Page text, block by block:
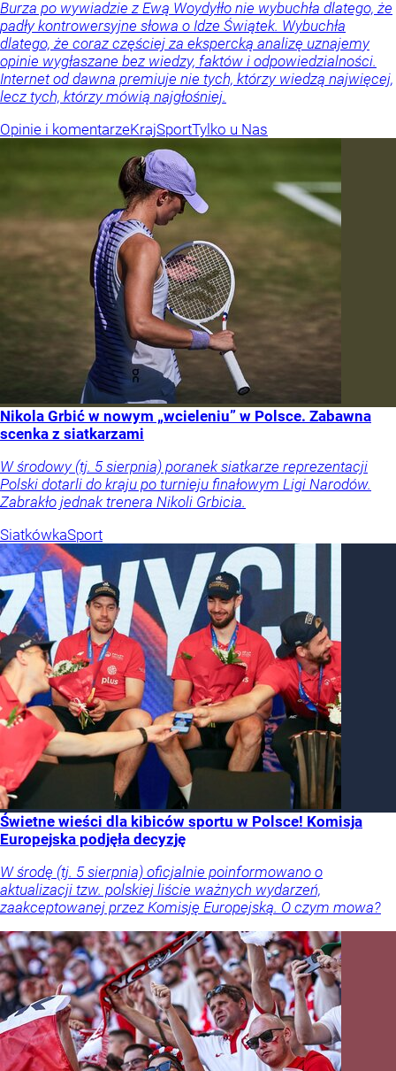
Burza po wywiadzie z Ewą Woydyłło nie wybuchła dlatego, że
padły kontrowersyjne słowa o Idze Świątek. Wybuchła
dlatego, że coraz częściej za ekspercką analizę uznajemy
opinie wygłaszane bez wiedzy, faktów i odpowiedzialności.
Internet od dawna premiuje nie tych, którzy wiedzą najwięcej,
lecz tych, którzy mówią najgłośniej.
Opinie i komentarzeKrajSportTylko u Nas
Nikola Grbić w nowym „wcieleniu” w Polsce. Zabawna
scenka z siatkarzami
W środowy (tj. 5 sierpnia) poranek siatkarze reprezentacji
Polski dotarli do kraju po turnieju finałowym Ligi Narodów.
Zabrakło jednak trenera Nikoli Grbicia.
SiatkówkaSport
Świetne wieści dla kibiców sportu w Polsce! Komisja
Europejska podjęła decyzję
W środę (tj. 5 sierpnia) oficjalnie poinformowano o
aktualizacji tzw. polskiej liście ważnych wydarzeń,
zaakceptowanej przez Komisję Europejską. O czym mowa?